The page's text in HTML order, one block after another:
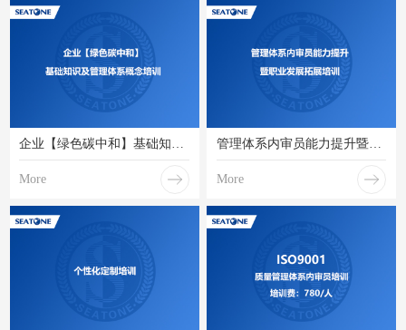
More
管理体系内审员能力提升暨职业发展拓展培训
More